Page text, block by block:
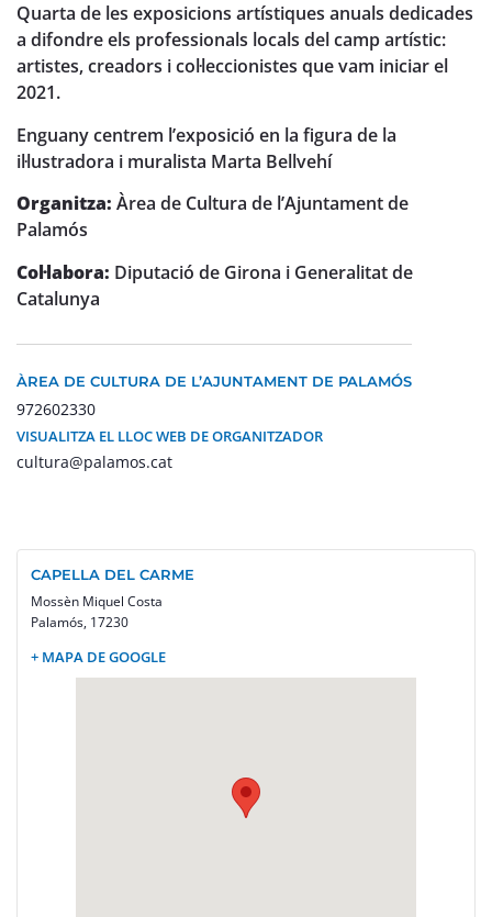
Quarta de les exposicions artístiques anuals dedicades
a difondre els professionals locals del camp artístic:
artistes, creadors i col·leccionistes que vam iniciar el
2021.
Enguany centrem l’exposició en la figura de la
il·lustradora i muralista Marta Bellvehí
Organitza: Àrea de Cultura de l’Ajuntament de
Palamós
Col·labora: Diputació de Girona i Generalitat de
Catalunya
ÀREA DE CULTURA DE L’AJUNTAMENT DE PALAMÓS
972602330
VISUALITZA EL LLOC WEB DE ORGANITZADOR
cultura@palamos.cat
CAPELLA DEL CARME
Mossèn Miquel Costa
Palamós, 17230
+ MAPA DE GOOGLE